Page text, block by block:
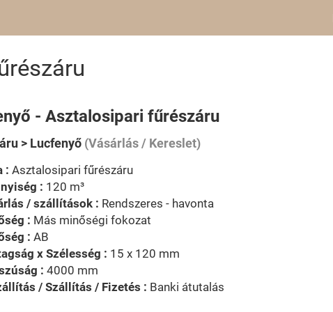
- Asztalosipari fűrészáru
> Lucfenyő (Vásárlás / Kereslet)
: Asztalosipari fűrészáru
: 120 m³
/ szállítások : Rendszeres - havonta
: Más minőségi fokozat
: AB
x Szélesség : 15 x 120 mm
: 4000 mm
/ Szállítás / Fizetés : Banki átutalás